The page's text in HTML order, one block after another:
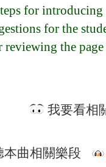
for
for the
the page
我要看相
本曲相關樂段